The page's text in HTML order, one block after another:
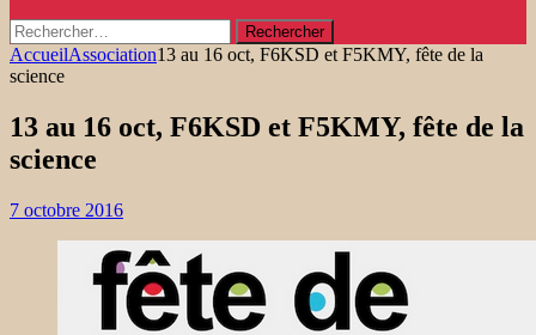
Rechercher :
AccueilAssociation13 au 16 oct, F6KSD et F5KMY, fête de la
science
13 au 16 oct, F6KSD et F5KMY, fête de la
science
7 octobre 2016